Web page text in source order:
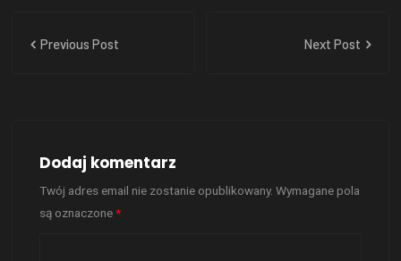
Previous Post Next Post
Dodaj komentarz
Twój adres email nie zostanie opublikowany. Wymagane pola
są oznaczone*